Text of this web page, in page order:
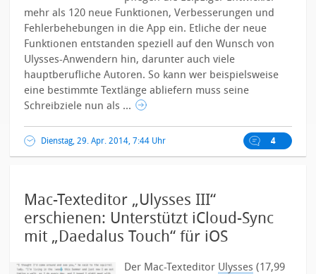
mehr als 120 neue Funktionen, Verbesserungen und
Fehlerbehebungen in die App ein. Etliche der neue
Funktionen entstanden speziell auf den Wunsch von
Ulysses-Anwendern hin, darunter auch viele
hauptberufliche Autoren. So kann wer beispielsweise
eine bestimmte Textlänge abliefern muss seine
Schreibziele nun als ...
Dienstag, 29. Apr. 2014, 7:44 Uhr 4
Mac-Texteditor „Ulysses III“
erschienen: Unterstützt iCloud-Sync
mit „Daedalus Touch“ für iOS
Der Mac-Texteditor Ulysses (17,99